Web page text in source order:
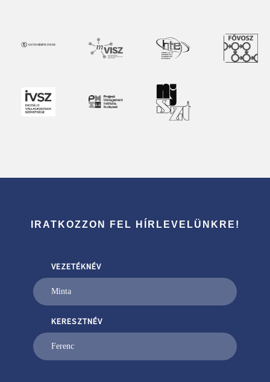
IRATKOZZON FEL HÍRLEVELÜNKRE!
VEZETÉKNÉV
KERESZTNÉV